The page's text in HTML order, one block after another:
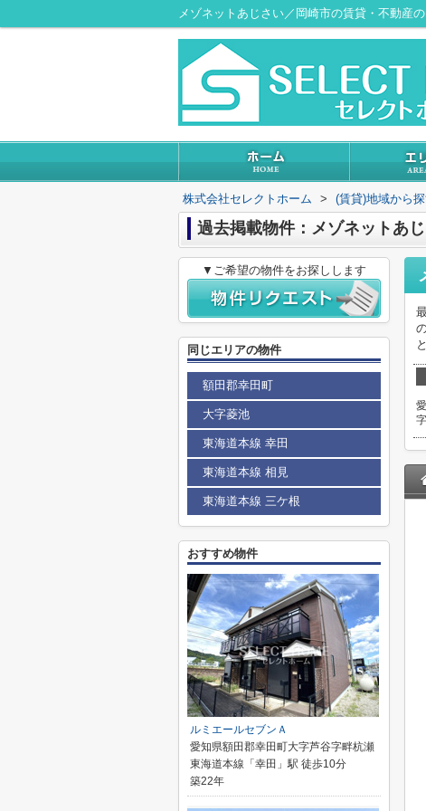
メゾネットあじさい／岡崎市の賃貸・不動産
株式会社セレクトホーム > (賃貸)地域から
過去掲載物件：メゾネットあ
▼ご希望の物件をお探しします
同じエリアの物件
額田郡幸田町
大字菱池
東海道本線 幸田
東海道本線 相見
東海道本線 三ケ根
おすすめ物件
ルミエールセブンＡ
愛知県額田郡幸田町大字芦谷字畔杭瀬
東海道本線「幸田」駅 徒歩10分
築22年